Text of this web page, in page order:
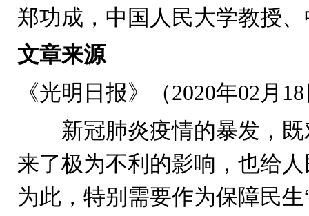
郑功成，中国人民大学教授
文章来源
《光明日报》（2020年02月
新冠肺炎疫情的暴发，既
来了极为不利的影响，也给
为此，特别需要作为保障民